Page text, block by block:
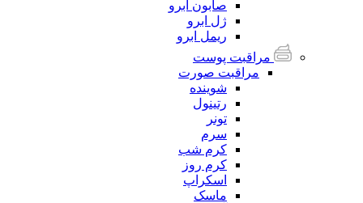
صابون ابرو
ژل ابرو
ریمل ابرو
مراقبت پوست
مراقبت صورت
شوینده
رتینول
تونر
سرم
کرم شب
کرم روز
اسکراپ
ماسک